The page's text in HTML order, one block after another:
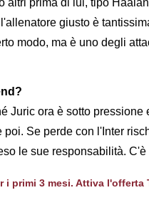
altri prima di lui, tipo
giusto è
modo, ma è uno degli
Juric ora è sotto pressione
Se perde con l'Inter
le sue responsabilità.
i primi 3 mesi. Attiva l'offerta